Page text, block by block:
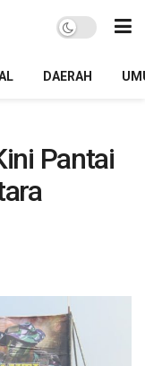
DAERAH
Pantai